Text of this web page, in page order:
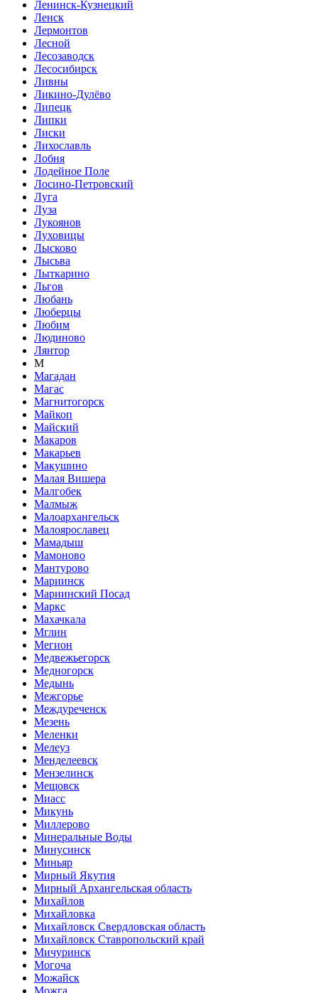
Ленинск-Кузнецкий
Ленск
Лермонтов
Лесной
Лесозаводск
Лесосибирск
Ливны
Ликино-Дулёво
Липецк
Липки
Лиски
Лихославль
Лобня
Лодейное Поле
Лосино-Петровский
Луга
Луза
Лукоянов
Луховицы
Лысково
Лысьва
Лыткарино
Льгов
Любань
Люберцы
Любим
Людиново
Лянтор
М
Магадан
Магас
Магнитогорск
Майкоп
Майский
Макаров
Макарьев
Макушино
Малая Вишера
Малгобек
Малмыж
Малоархангельск
Малоярославец
Мамадыш
Мамоново
Мантурово
Мариинск
Мариинский Посад
Маркс
Махачкала
Мглин
Мегион
Медвежьегорск
Медногорск
Медынь
Межгорье
Междуреченск
Мезень
Меленки
Мелеуз
Менделеевск
Мензелинск
Мещовск
Миасс
Микунь
Миллерово
Минеральные Воды
Минусинск
Миньяр
Мирный Якутия
Мирный Архангельская область
Михайлов
Михайловка
Михайловск Свердловская область
Михайловск Ставропольский край
Мичуринск
Могоча
Можайск
Можга